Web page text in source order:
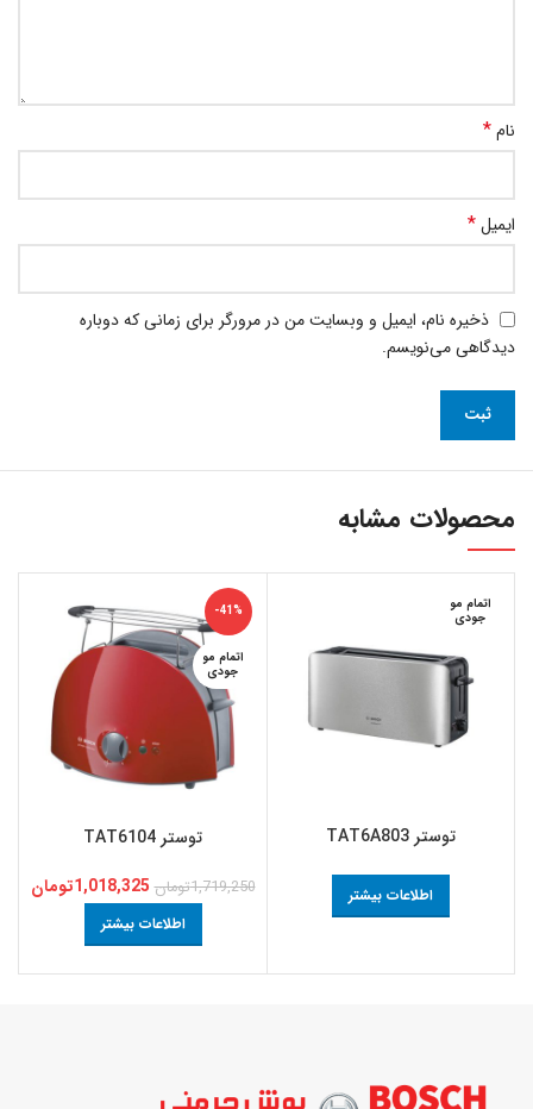
نام*
ایمیل*
ذخیره نام، ایمیل و وبسایت من در مرورگر برای زمانی که دوباره
دیدگاهی می‌نویسم.
محصولات مشابه
اتمام مو
جودی
توستر TAT6A803
اطلاعات بیشتر
-41%
اتمام مو
جودی
توستر ‏TAT6104
1,719,250تومان 1,018,325تومان
اطلاعات بیشتر